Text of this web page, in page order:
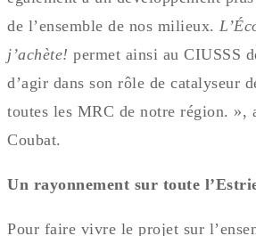
de l’ensemble de nos milieux.
j’achète! permet ainsi au CIUSSS
d’agir dans son rôle de catalyseur
toutes les MRC de notre région. »,
Coubat.
Un rayonnement sur toute
Pour faire vivre le projet sur